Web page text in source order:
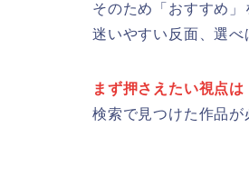
そのため「おすすめ」
迷いやすい反面、選べ
まず押さえたい視点
検索で見つけた作品が